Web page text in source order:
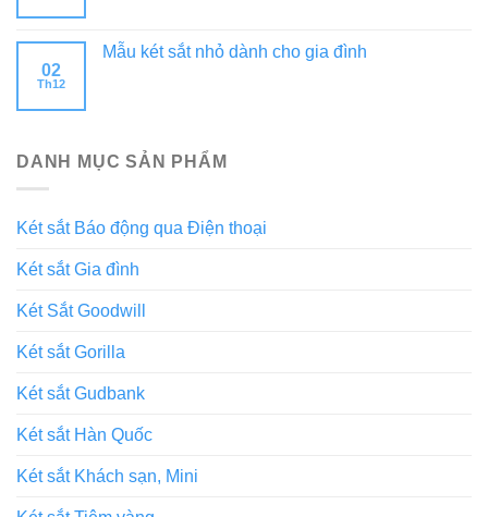
02
Th12
Mẫu két sắt nhỏ dành cho gia đình
DANH MỤC SẢN PHẨM
Két sắt Báo động qua Điện thoại
Két sắt Gia đình
Két Sắt Goodwill
Két sắt Gorilla
Két sắt Gudbank
Két sắt Hàn Quốc
Két sắt Khách sạn, Mini